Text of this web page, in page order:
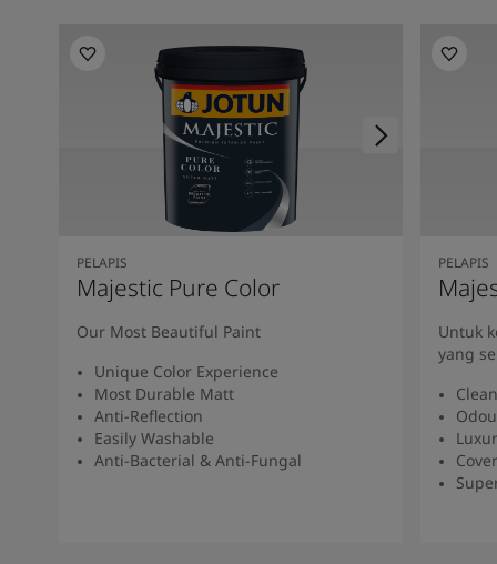
PELAPIS
Majestic Pure Color
Our Most Beautiful Paint
Unique Color Experience
Most Durable Matt
Anti-Reflection
Easily Washable
Anti-Bacterial & Anti-Fungal
PELAPIS
Untuk
yang